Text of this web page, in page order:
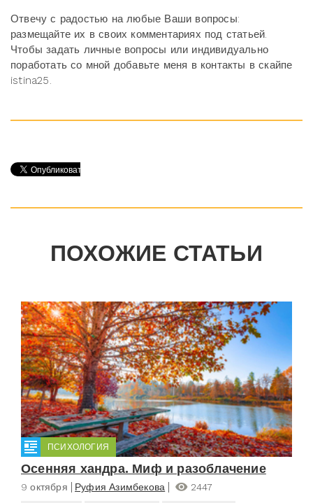
Отвечу с радостью на любые Ваши вопросы:
размещайте их в своих комментариях под статьей.
Чтобы задать личные вопросы или индивидуально
поработать со мной добавьте меня в контакты в скайпе
istina25.
ПОХОЖИЕ СТАТЬИ
ПСИХОЛОГИЯ
Осенняя хандра. Миф и разоблачение
9 октября Руфия Азимбекова
2447